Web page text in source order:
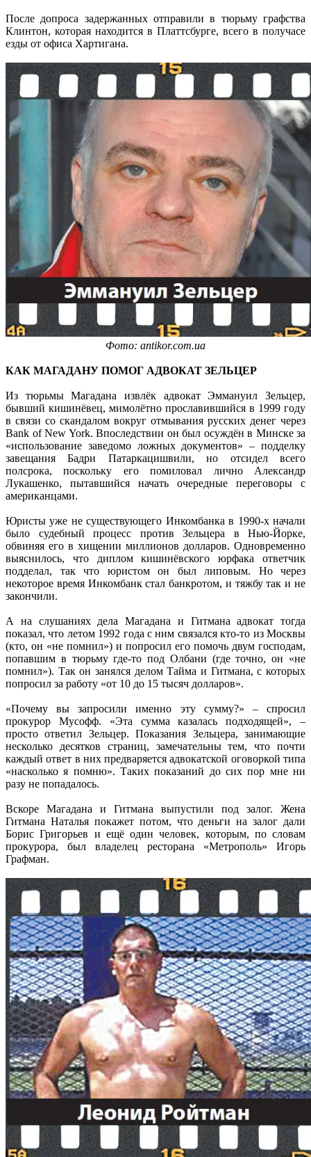
После допроса задержанных отправили в тюрьму графства
Клинтон, которая находится в Платтсбурге, всего в получасе
езды от офиса Хартигана.
Фото: antikor.com.ua
КАК МАГАДАНУ ПОМОГ АДВОКАТ ЗЕЛЬЦЕР
Из тюрьмы Магадана извлёк адвокат Эммануил Зельцер,
бывший кишинёвец, мимолётно прославившийся в 1999 году
в связи со скандалом вокруг отмывания русских денег через
Bank of New York. Впоследствии он был осуждён в Минске за
«использование заведомо ложных документов» – подделку
завещания Бадри Патаркацишвили, но отсидел всего
полсрока, поскольку его помиловал лично Александр
Лукашенко, пытавшийся начать очередные переговоры с
американцами.
Юристы уже не существующего Инкомбанка в 1990-х начали
было судебный процесс против Зельцера в Нью-Йорке,
обвиняя его в хищении миллионов долларов. Одновременно
выяснилось, что диплом кишинёвского юрфака ответчик
подделал, так что юристом он был липовым. Но через
некоторое время Инкомбанк стал банкротом, и тяжбу так и не
закончили.
А на слушаниях дела Магадана и Гитмана адвокат тогда
показал, что летом 1992 года с ним связался кто-то из Москвы
(кто, он «не помнил») и попросил его помочь двум господам,
попавшим в тюрьму где-то под Олбани (где точно, он «не
помнил»). Так он занялся делом Тайма и Гитмана, с которых
попросил за работу «от 10 до 15 тысяч долларов».
«Почему вы запросили именно эту сумму?» – спросил
прокурор Мусофф. «Эта сумма казалась подходящей», –
просто ответил Зельцер. Показания Зельцера, занимающие
несколько десятков страниц, замечательны тем, что почти
каждый ответ в них предваряется адвокатской оговоркой типа
«насколько я помню». Таких показаний до сих пор мне ни
разу не попадалось.
Вскоре Магадана и Гитмана выпустили под залог. Жена
Гитмана Наталья покажет потом, что деньги на залог дали
Борис Григорьев и ещё один человек, которым, по словам
прокурора, был владелец ресторана «Метрополь» Игорь
Графман.